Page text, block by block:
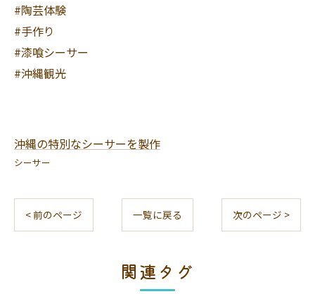
#陶芸体験
#手作り
#漆喰シーサー
#沖縄観光
沖縄の特別なシーサーを製作
シーサー
< 前のページ 一覧に戻る 次のページ >
関連タグ